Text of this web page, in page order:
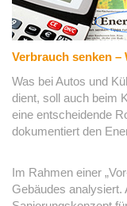
Verbrauch senken –
Was bei Autos und
dient, soll auch beim
eine entscheidende
dokumentiert den
Im Rahmen einer
Gebäudes analysiert.